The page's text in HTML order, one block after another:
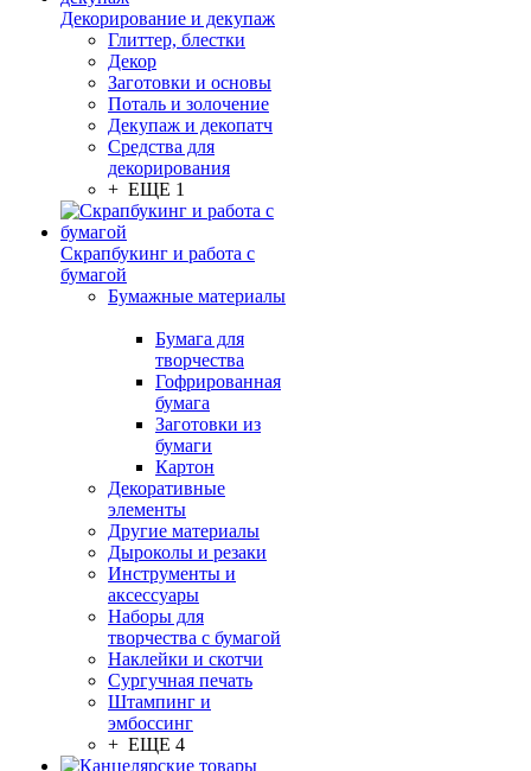
Декорирование и декупаж
Глиттер, блестки
Декор
Заготовки и основы
Поталь и золочение
Декупаж и декопатч
Средства для
декорирования
+ ЕЩЕ 1
Скрапбукинг и работа с
бумагой
Бумажные материалы
Бумага для
творчества
Гофрированная
бумага
Заготовки из
бумаги
Картон
Декоративные
элементы
Другие материалы
Дыроколы и резаки
Инструменты и
аксессуары
Наборы для
творчества с бумагой
Наклейки и скотчи
Сургучная печать
Штампинг и
эмбоссинг
+ ЕЩЕ 4